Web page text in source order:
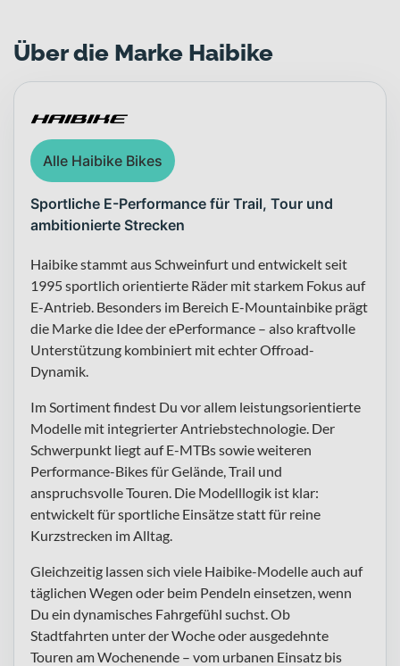
Über die Marke Haibike
Alle Haibike Bikes
Sportliche E-Performance für Trail, Tour und
ambitionierte Strecken
Haibike stammt aus Schweinfurt und entwickelt seit
1995 sportlich orientierte Räder mit starkem Fokus auf
E-Antrieb. Besonders im Bereich E-Mountainbike prägt
die Marke die Idee der ePerformance – also kraftvolle
Unterstützung kombiniert mit echter Offroad-
Dynamik.
Im Sortiment findest Du vor allem leistungsorientierte
Modelle mit integrierter Antriebstechnologie. Der
Schwerpunkt liegt auf E-MTBs sowie weiteren
Performance-Bikes für Gelände, Trail und
anspruchsvolle Touren. Die Modelllogik ist klar:
entwickelt für sportliche Einsätze statt für reine
Kurzstrecken im Alltag.
Gleichzeitig lassen sich viele Haibike-Modelle auch auf
täglichen Wegen oder beim Pendeln einsetzen, wenn
Du ein dynamisches Fahrgefühl suchst. Ob
Stadtfahrten unter der Woche oder ausgedehnte
Touren am Wochenende – vom urbanen Einsatz bis